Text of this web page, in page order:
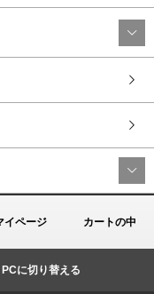
イページ カートの中
に切り替える